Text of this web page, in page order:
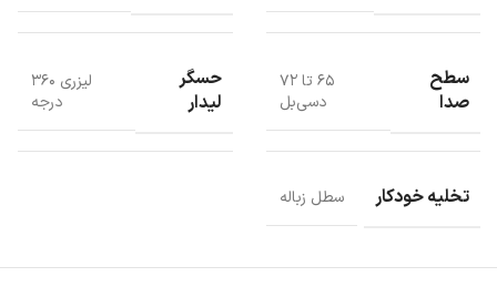
ایستگاه هوشمند جارو رباتیک Airbot L50
Master
است که تمامی کارهای نگهداری را به صورت خودکار انجام می‌دهد:
سطح
صدا
۶۵ تا ۷۲
دسی‌بل
حسگر
لیدار
لیزری ۳۶۰
درجه
تخلیه خودکار سطل زباله